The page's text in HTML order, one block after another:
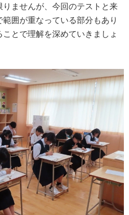
ませんが、今回のテストと来
囲が重なっている部分もあり
とで理解を深めていきましょ